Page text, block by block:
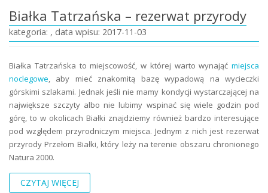
Białka Tatrzańska – rezerwat przyrody
kategoria: , data wpisu: 2017-11-03
Białka Tatrzańska to miejscowość, w której warto wynająć miejsca
noclegowe, aby mieć znakomitą bazę wypadową na wycieczki
górskimi szlakami. Jednak jeśli nie mamy kondycji wystarczającej na
największe szczyty albo nie lubimy wspinać się wiele godzin pod
górę, to w okolicach Białki znajdziemy również bardzo interesujące
pod względem przyrodniczym miejsca. Jednym z nich jest rezerwat
przyrody Przełom Białki, który leży na terenie obszaru chronionego
Natura 2000.
CZYTAJ WIĘCEJ